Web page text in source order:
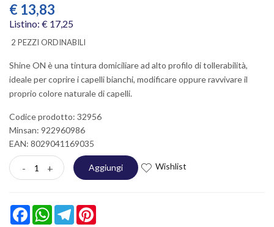
€ 13,83
Listino: € 17,25
2 PEZZI ORDINABILI
Shine ON è una tintura domiciliare ad alto profilo di tollerabilità,
ideale per coprire i capelli bianchi, modificare oppure ravvivare il
proprio colore naturale di capelli.
Codice prodotto: 32956
Minsan: 922960986
EAN: 8029041169035
- + Aggiungi Wishlist
FacebookWhatsAppTelegram